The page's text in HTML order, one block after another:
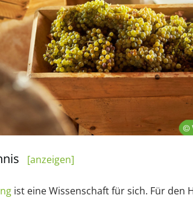
[anzeigen]
ist eine Wissenschaft für sich. Für den